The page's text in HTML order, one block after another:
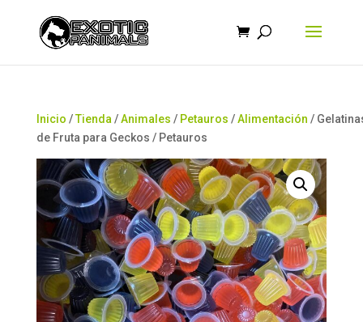
Inicio /Tienda /Animales / Petauros /Alimentación /
de Fruta para Geckos / Petauros